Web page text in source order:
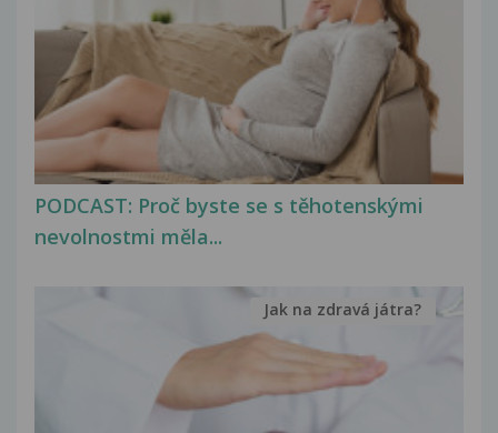
PODCAST: Proč byste se s těhotenskými
nevolnostmi měla...
Jak na zdravá játra?